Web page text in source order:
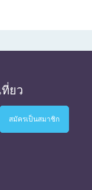
ยว